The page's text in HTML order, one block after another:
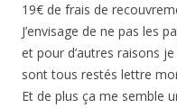
19€ de frais de
J’envisage de ne pas les
et pour d’autres raisons
sont tous restés lettre
Et de plus ça me semble